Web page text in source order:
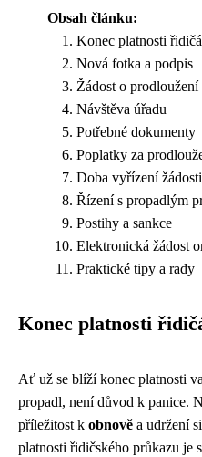
Obsah článku:
Konec platnosti
Nová fotka a podpis
Žádost o prodloužení
Návštěva úřadu
Potřebné dokumenty
Poplatky za
Doba vyřízení žádosti
Řízení s propadlým
Postihy a sankce
Elektronická žádost
Praktické tipy a rady
Konec platnosti
Ať už se blíží konec platnosti
propadl, není důvod k panice.
příležitost k obnově a udržení
platnosti řidičského průkazu je